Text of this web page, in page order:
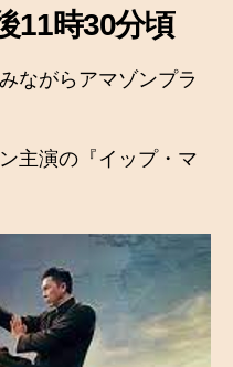
11時30分頃
ながらアマゾンプラ
主演の『イップ・マ